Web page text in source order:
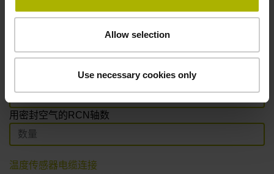
Allow selection
Use necessary cookies only
为每个编码器安装密封空气连接管
用密封空气的LC轴数
用密封空气的RCN轴数
温度传感器电缆连接